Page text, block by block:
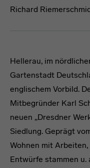
Richard
Hellerau, im
Gartenstadt
englischem Vorbild.
Mitbegründer Karl
neuen „Dresdner
Siedlung. Geprägt
Wohnen mit
Entwürfe stammen u.